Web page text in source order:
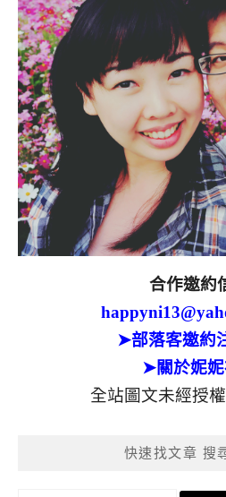
合作邀約
➤部落客邀約
➤關於妮
全站圖文未經授
快速找文章 搜